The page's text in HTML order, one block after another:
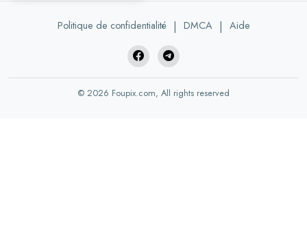
Politique de confidentialité | DMCA | Aide
© 2026 Foupix.com, All rights reserved